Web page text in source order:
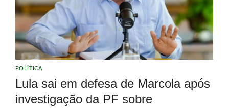
POLÍTICA
Lula sai em defesa de Marcola após
investigação da PF sobre